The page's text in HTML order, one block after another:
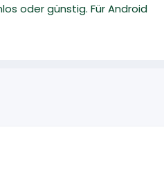
oder günstig. Für Android